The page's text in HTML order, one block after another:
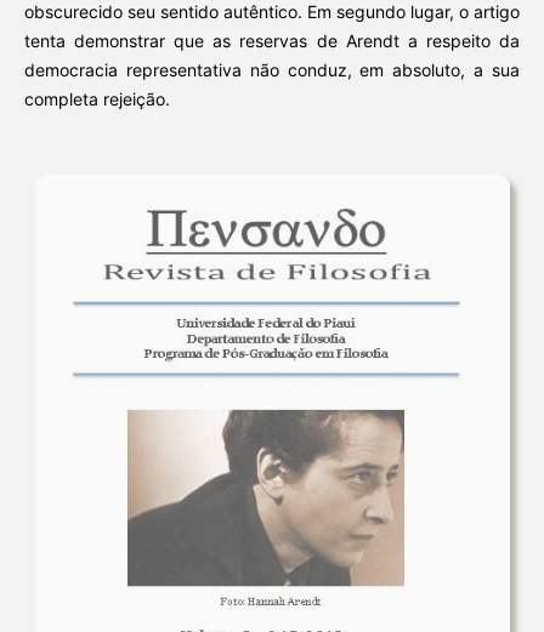
obscurecido seu sentido autêntico. Em segundo lugar, o artigo
tenta demonstrar que as reservas de Arendt a respeito da
democracia representativa não conduz, em absoluto, a sua
completa rejeição.